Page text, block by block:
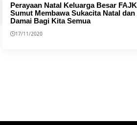
Perayaan Natal Keluarga Besar FAJK
Sumut Membawa Sukacita Natal dan
Damai Bagi Kita Semua
17/11/2020